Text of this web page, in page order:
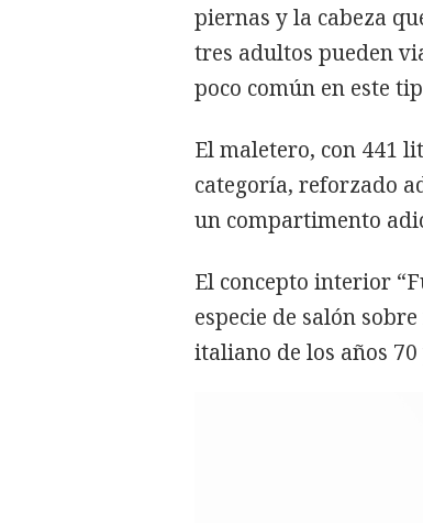
piernas y la cabeza
tres adultos pueden
poco común en este
El maletero, con 441
categoría, reforzado
un compartimento
El concepto interior
especie de salón
italiano de los años